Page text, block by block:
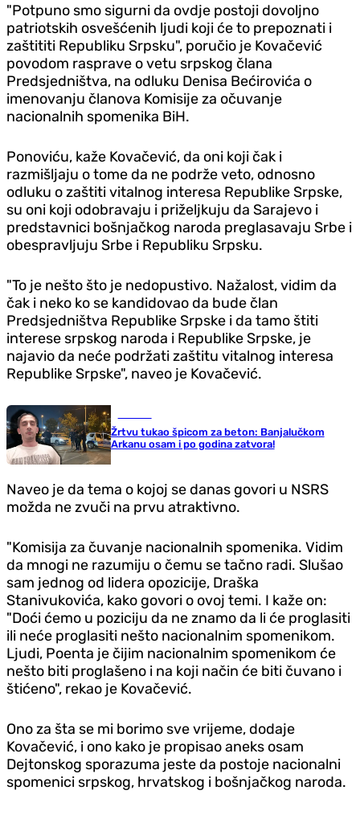
"Potpuno smo sigurni da ovdje postoji dovoljno
patriotskih osvešćenih ljudi koji će to prepoznati i
zaštititi Republiku Srpsku", poručio je Kovačević
povodom rasprave o vetu srpskog člana
Predsjedništva, na odluku Denisa Bećirovića o
imenovanju članova Komisije za očuvanje
nacionalnih spomenika BiH.
Ponoviću, kaže Kovačević, da oni koji čak i
razmišljaju o tome da ne podrže veto, odnosno
odluku o zaštiti vitalnog interesa Republike Srpske,
su oni koji odobravaju i priželjkuju da Sarajevo i
predstavnici bošnjačkog naroda preglasavaju Srbe i
obespravljuju Srbe i Republiku Srpsku.
"To je nešto što je nedopustivo. Nažalost, vidim da
čak i neko ko se kandidovao da bude član
Predsjedništva Republike Srpske i da tamo štiti
interese srpskog naroda i Republike Srpske, je
najavio da neće podržati zaštitu vitalnog interesa
Republike Srpske", naveo je Kovačević.
Žrtvu tukao špicom za beton: Banjalučkom
Arkanu osam i po godina zatvora!
Naveo je da tema o kojoj se danas govori u NSRS
možda ne zvuči na prvu atraktivno.
"Komisija za čuvanje nacionalnih spomenika. Vidim
da mnogi ne razumiju o čemu se tačno radi. Slušao
sam jednog od lidera opozicije, Draška
Stanivukovića, kako govori o ovoj temi. I kaže on:
"Doći ćemo u poziciju da ne znamo da li će proglasiti
ili neće proglasiti nešto nacionalnim spomenikom.
Ljudi, Poenta je čijim nacionalnim spomenikom će
nešto biti proglašeno i na koji način će biti čuvano i
štićeno", rekao je Kovačević.
Ono za šta se mi borimo sve vrijeme, dodaje
Kovačević, i ono kako je propisao aneks osam
Dejtonskog sporazuma jeste da postoje nacionalni
spomenici srpskog, hrvatskog i bošnjačkog naroda.